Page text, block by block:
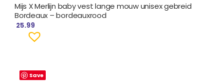
Mijs X Merlijn baby vest lange mouw unisex gebreid
Bordeaux – bordeauxrood
25.99
Save